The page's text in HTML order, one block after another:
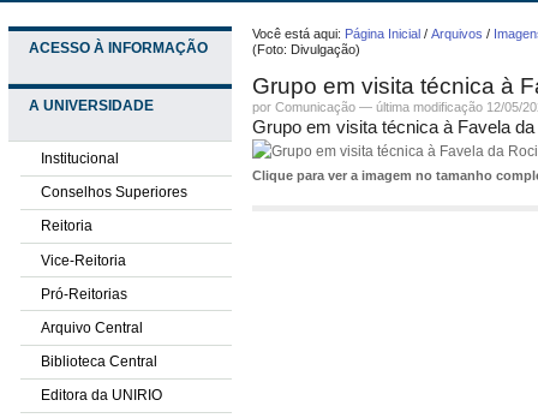
ACESSO À INFORMAÇÃO
A UNIVERSIDADE
Institucional
Conselhos Superiores
Reitoria
Vice-Reitoria
Pró-Reitorias
Arquivo Central
Biblioteca Central
Editora da UNIRIO
Você está aqui: Página Inicial /Arquivos /
(Foto: Divulgação)
Grupo em visita técnica à
porComunicação —última modificação 12/05/
Grupo em visita técnica à Favela
Clique para ver a imagem no tamanho